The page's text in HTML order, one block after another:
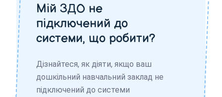
Мій ЗДО не
підключений до
системи, що робити?
Дізнайтеся, як діяти, якщо ваш
дошкільний навчальний заклад не
підключений до системи